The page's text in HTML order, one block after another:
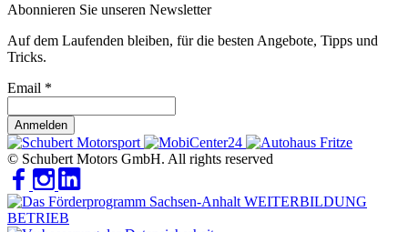
Abonnieren Sie unseren Newsletter
Auf dem Laufenden bleiben, für die besten Angebote, Tipps und
Tricks.
Email *
Anmelden
© Schubert Motors GmbH. All rights reserved